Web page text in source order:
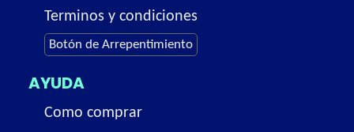
Terminos y condiciones
Botón de Arrepentimiento
AYUDA
Como comprar